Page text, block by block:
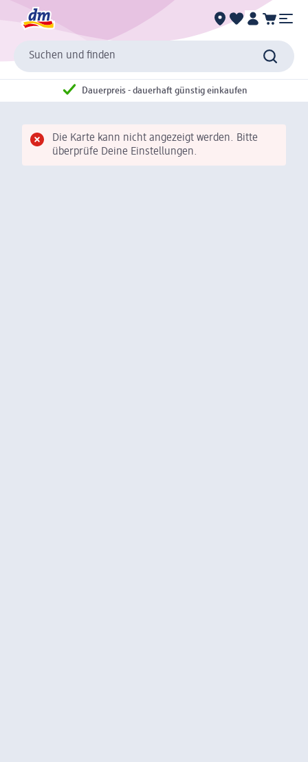
Suchen und finden
Dauerpreis - dauerhaft günstig einkaufen
Die Karte kann nicht angezeigt werden. Bitte
überprüfe Deine Einstellungen.